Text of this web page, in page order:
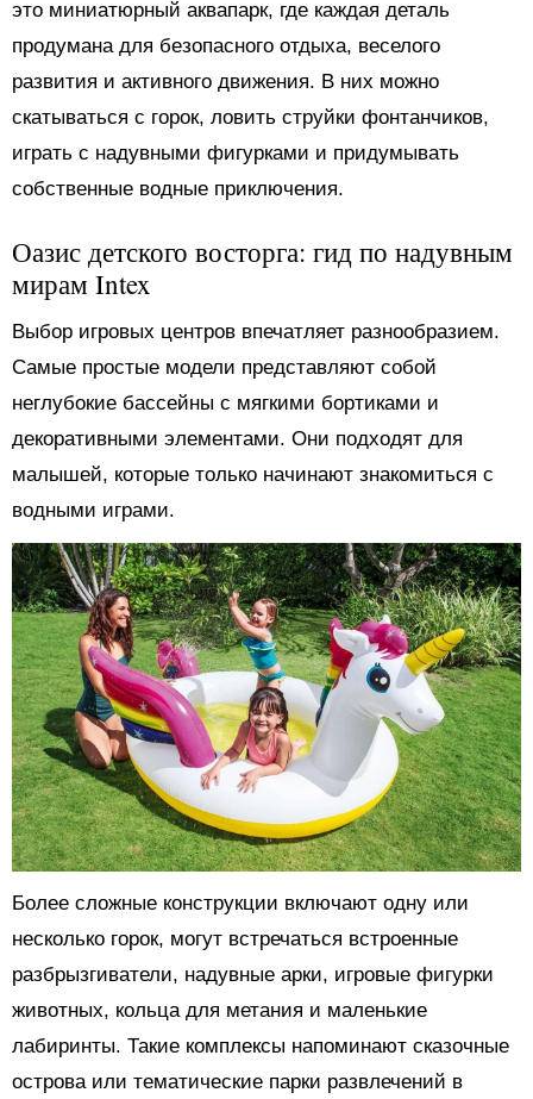
это миниатюрный аквапарк, где каждая деталь
продумана для безопасного отдыха, веселого
развития и активного движения. В них можно
скатываться с горок, ловить струйки фонтанчиков,
играть с надувными фигурками и придумывать
собственные водные приключения.
Оазис детского восторга: гид по надувным
мирам Intex
Выбор игровых центров впечатляет разнообразием.
Самые простые модели представляют собой
неглубокие бассейны с мягкими бортиками и
декоративными элементами. Они подходят для
малышей, которые только начинают знакомиться с
водными играми.
Более сложные конструкции включают одну или
несколько горок, могут встречаться встроенные
разбрызгиватели, надувные арки, игровые фигурки
животных, кольца для метания и маленькие
лабиринты. Такие комплексы напоминают сказочные
острова или тематические парки развлечений в